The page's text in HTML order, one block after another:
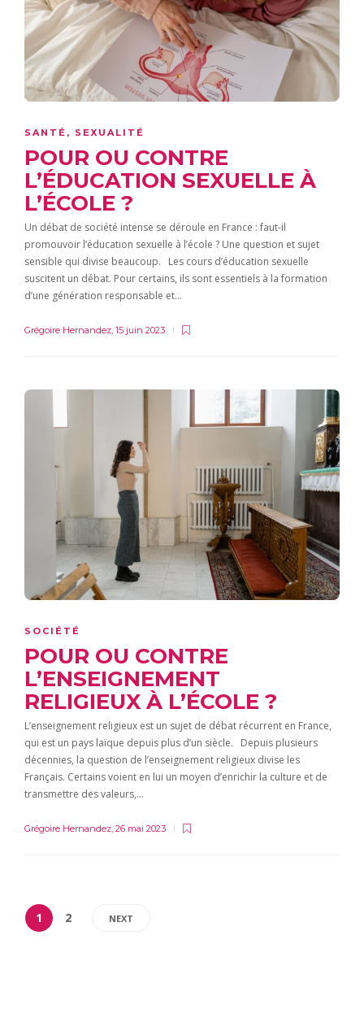
SANTÉ , SEXUALITÉ
POUR OU CONTRE
L’ÉDUCATION SEXUELLE À
L’ÉCOLE ?
Un débat de société intense se déroule en France : faut-il
promouvoir l’éducation sexuelle à l’école ? Une question et sujet
sensible qui divise beaucoup. Les cours d’éducation sexuelle
suscitent un débat. Pour certains, ils sont essentiels à la formation
d’une génération responsable et…
Grégoire Hernandez 15 juin 2023
SOCIÉTÉ
POUR OU CONTRE
L’ENSEIGNEMENT
RELIGIEUX À L’ÉCOLE ?
L’enseignement religieux est un sujet de débat récurrent en France,
qui est un pays laïque depuis plus d’un siècle. Depuis plusieurs
décennies, la question de l’enseignement religieux divise les
Français. Certains voient en lui un moyen d’enrichir la culture et de
transmettre des valeurs,…
Grégoire Hernandez 26 mai 2023
1 2 NEXT